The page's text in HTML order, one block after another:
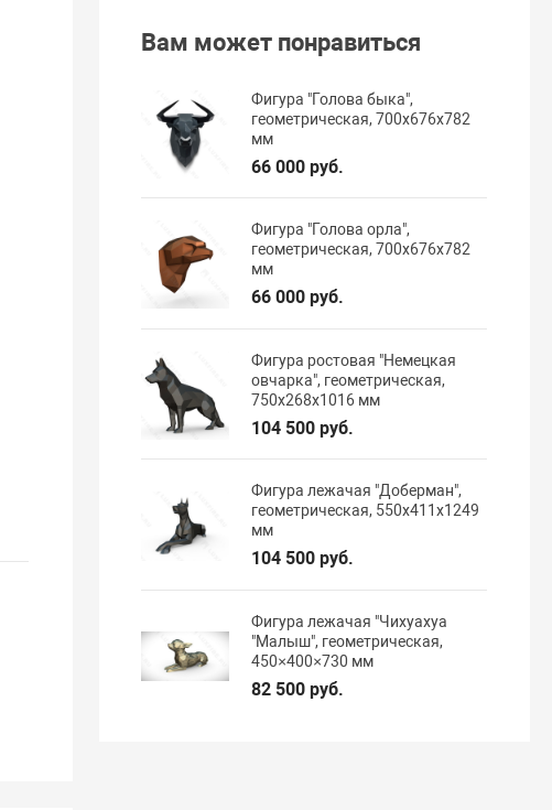
Вам может понравиться
Фигура "Голова быка",
геометрическая, 700х676х782
мм
66 000 руб.
Фигура "Голова орла",
геометрическая, 700х676х782
мм
66 000 руб.
Фигура ростовая "Немецкая
овчарка", геометрическая,
750х268х1016 мм
104 500 руб.
Фигура лежачая "Доберман",
геометрическая, 550х411х1249
мм
104 500 руб.
Фигура лежачая "Чихуахуа
"Малыш", геометрическая,
450×400×730 мм
82 500 руб.